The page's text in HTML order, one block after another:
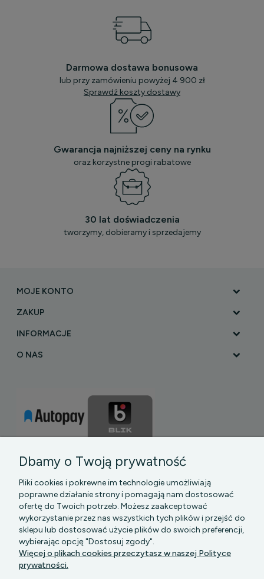
Darmowa dostawa bonusowa
lub przy zamówieniu powyżej 4 900 zł
Sprawdź koszty dostawy
Gwarancja najniższej ceny na rynku
oraz korzystne progi rabatowe
30 lat doświadczenia
tworzymy, dobieramy i sprzedajemy
MOJE KONTO
ZAKUP
INFORMACJE
O NAS
PGK MAZOWSZE SP Z O.O.|| Bartycka 24-210B,
00-716 WARSZAWA, woj. mazowieckie || NIP:
Dbamy o Twoją prywatność
Pliki cookies i pokrewne im technologie umożliwiają
poprawne działanie strony i pomagają nam dostosować
ofertę do Twoich potrzeb. Możesz zaakceptować
wykorzystanie przez nas wszystkich tych plików i przejść do
sklepu lub dostosować użycie plików do swoich preferencji,
wybierając opcję "Dostosuj zgody".
Więcej o plikach cookies przeczytasz w naszej Polityce
prywatności.